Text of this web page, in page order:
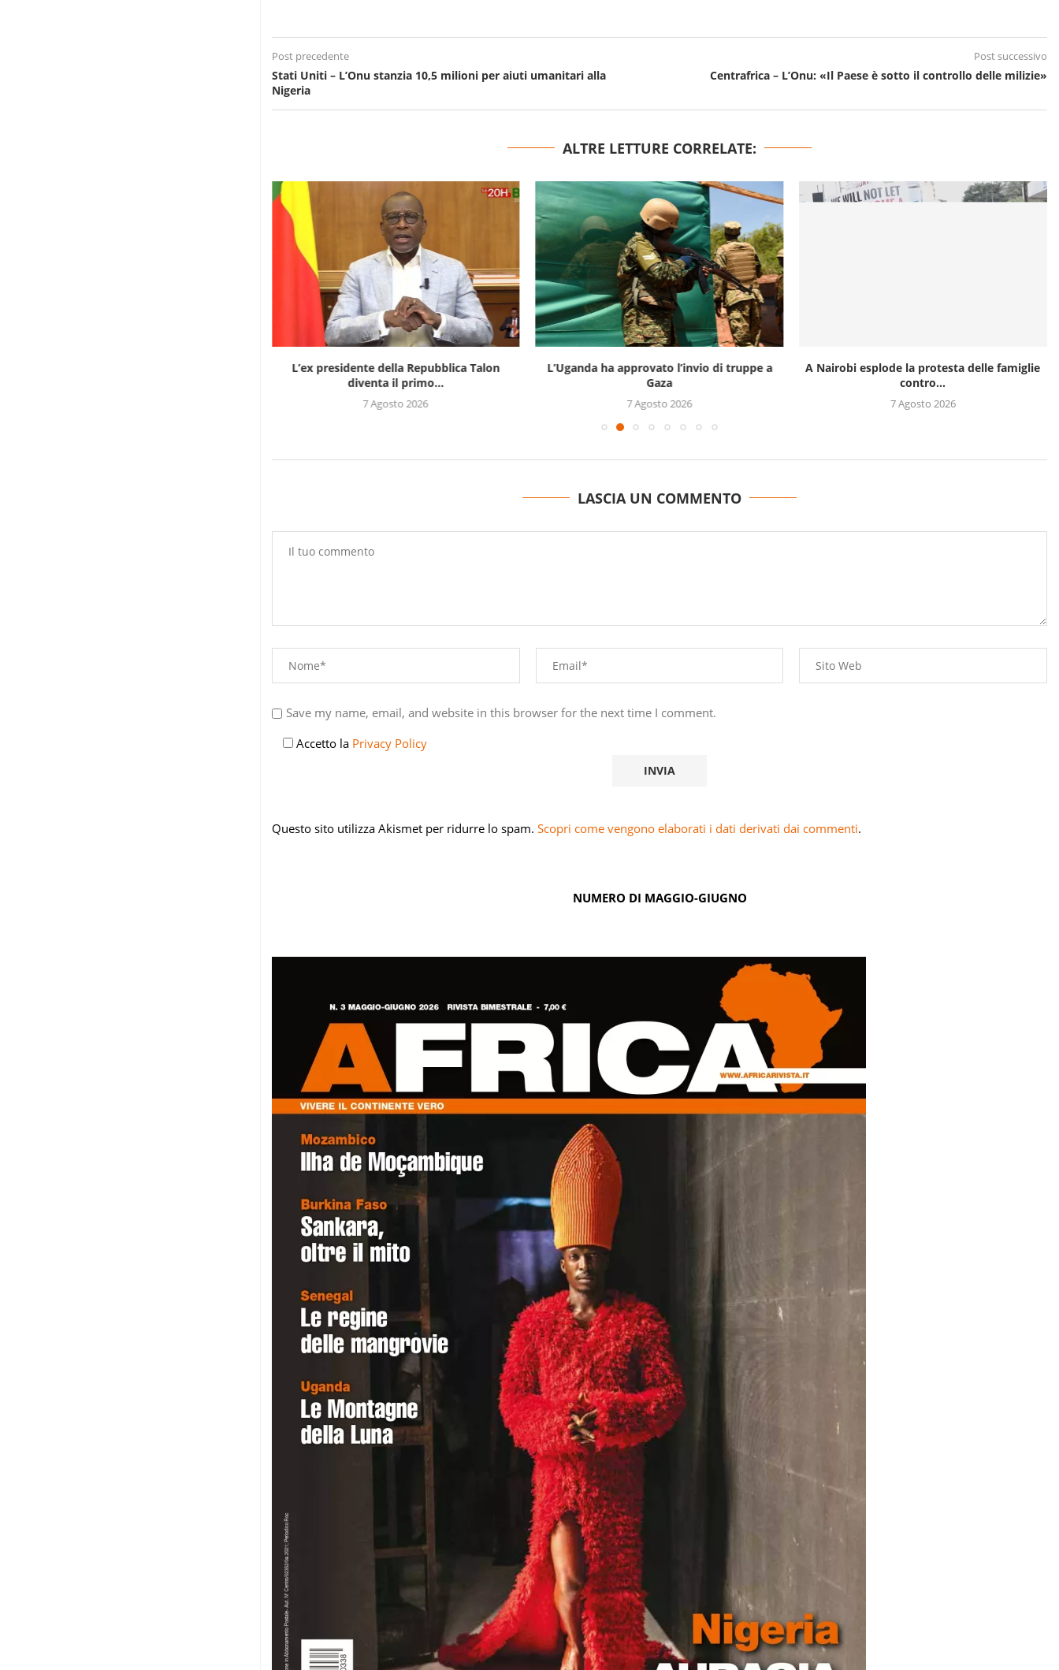
Post precedente
Stati Uniti – L’Onu stanzia 10,5 milioni per aiuti umanitari alla
Nigeria
Post successivo
Centrafrica – L’Onu: «Il Paese è sotto il controllo delle milizie»
ALTRE LETTURE CORRELATE:
L’ex presidente della Repubblica Talon
diventa il primo...
7 Agosto 2026
L’Uganda ha approvato l’invio di truppe a
Gaza
7 Agosto 2026
A Nairobi esplode la protesta delle famiglie
contro...
7 Agosto 2026
LASCIA UN COMMENTO
Save my name, email, and website in this browser for the next time I comment.
Accetto la Privacy Policy
Questo sito utilizza Akismet per ridurre lo spam. Scopri come vengono elaborati i dati derivati dai commenti.
NUMERO DI MAGGIO-GIUGNO